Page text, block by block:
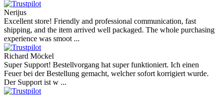
Nerijus
Excellent store! Friendly and professional communication, fast
shipping, and the item arrived well packaged. The whole purchasing
experience was smoot ...
Richard Möckel
Super Support! Bestellvorgang hat super funktioniert. Ich einen
Feuer bei der Bestellung gemacht, welcher sofort korrigiert wurde.
Der Support ist w ...